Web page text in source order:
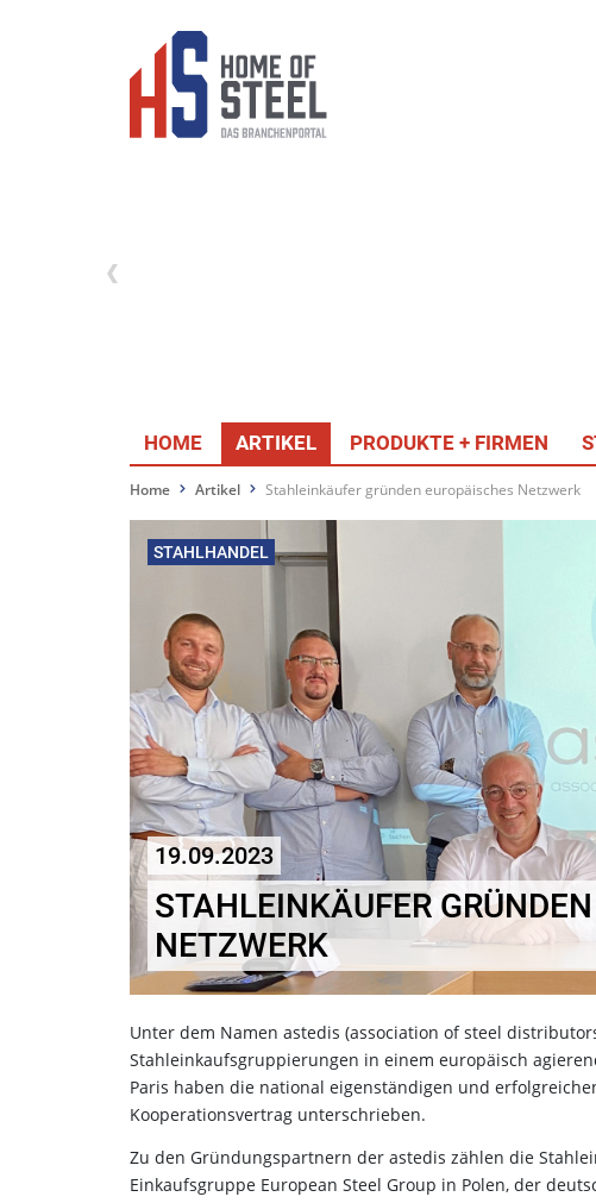
HOME ARTIKEL PRODUKTE + FIRMEN
Home Artikel Stahleinkäufer gründen europäisches Netzwerk
STAHLHANDEL
19.09.2023
STAHLEINKÄUFER
NETZWERK
Unter dem Namen astedis (association of steel
Stahleinkaufsgruppierungen in einem europäisch
Paris haben die national eigenständigen und
Kooperationsvertrag unterschrieben.
Zu den Gründungspartnern der astedis zählen die
Einkaufsgruppe European Steel Group in Polen, der